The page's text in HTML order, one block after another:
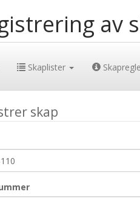
av
Skaplister
skap